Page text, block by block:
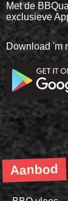
Met de
exclusieve
Download 'm
Aanbod